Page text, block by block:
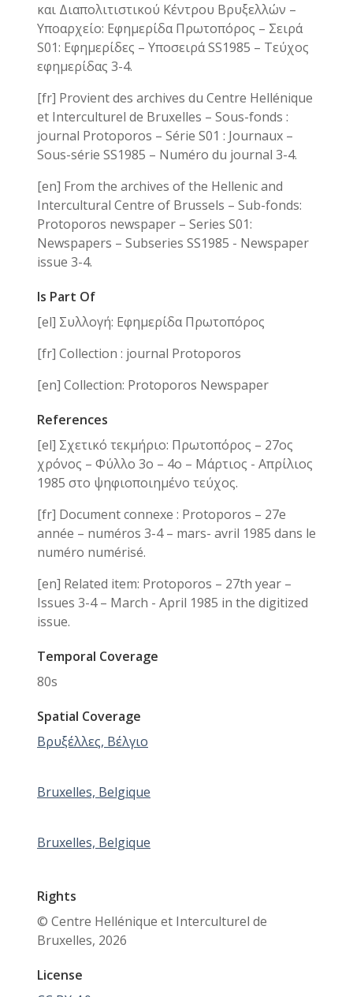
και Διαπολιτιστικού Κέντρου Βρυξελλών –
Υποαρχείο: Εφημερίδα Πρωτοπόρος – Σειρά
S01: Εφημερίδες – Υποσειρά SS1985 – Τεύχος
εφημερίδας 3-4.
[fr] Provient des archives du Centre Hellénique
et Interculturel de Bruxelles – Sous-fonds :
journal Protoporos – Série S01 : Journaux –
Sous-série SS1985 – Numéro du journal 3-4.
[en] From the archives of the Hellenic and
Intercultural Centre of Brussels – Sub-fonds:
Protoporos newspaper – Series S01:
Newspapers – Subseries SS1985 - Newspaper
issue 3-4.
Is Part Of
[el] Συλλογή: Εφημερίδα Πρωτοπόρος
[fr] Collection : journal Protoporos
[en] Collection: Protoporos Newspaper
References
[el] Σχετικό τεκμήριο: Πρωτοπόρος – 27ος
χρόνος – Φύλλο 3ο – 4ο – Μάρτιος - Απρίλιος
1985 στο ψηφιοποιημένο τεύχος.
[fr] Document connexe : Protoporos – 27e
année – numéros 3-4 – mars- avril 1985 dans le
numéro numérisé.
[en] Related item: Protoporos – 27th year –
Issues 3-4 – March - April 1985 in the digitized
issue.
Temporal Coverage
80s
Spatial Coverage
Βρυξέλλες, Βέλγιο
Bruxelles, Belgique
Bruxelles, Belgique
Rights
© Centre Hellénique et Interculturel de
Bruxelles, 2026
License